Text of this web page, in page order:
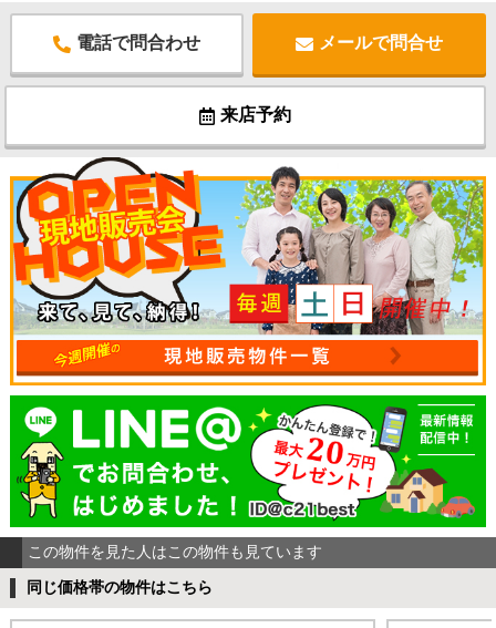
電話で問合わせ メールで問合せ
来店予約
この物件を見た人はこの物件も見ています
同じ価格帯の物件はこちら